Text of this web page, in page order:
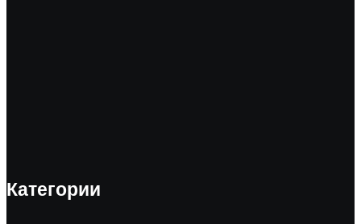
Категории